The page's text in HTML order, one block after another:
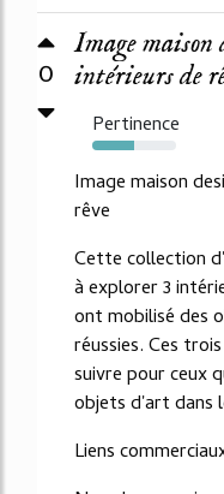
0
Image maison
intérieurs de
Pertinence
50%
Image maison
rêve
Cette collection
à explorer 3
ont mobilisé des
réussies. Ces
suivre pour ceux
objets d'art dans
Liens